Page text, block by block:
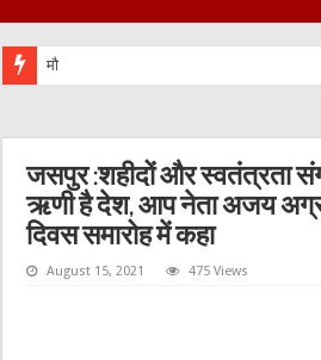
मौजूदा समाज
जसपुर :शहीदों और स्वतंत्रता
ऋणी है देश, आप नेता अजय
दिवस समारोह में कहा
August 15, 2021 475 Views